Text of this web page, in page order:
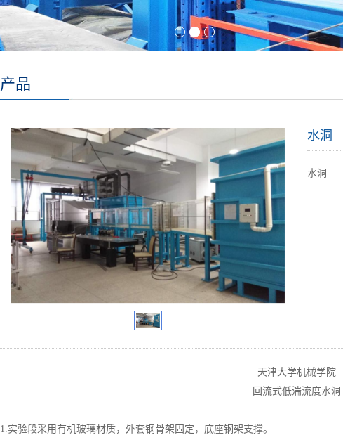
产品
水洞
水洞
天津大学机械学院
回流式低湍流度水洞
1.实验段采用有机玻璃材质，外套钢骨架固定，底座钢架支撑。